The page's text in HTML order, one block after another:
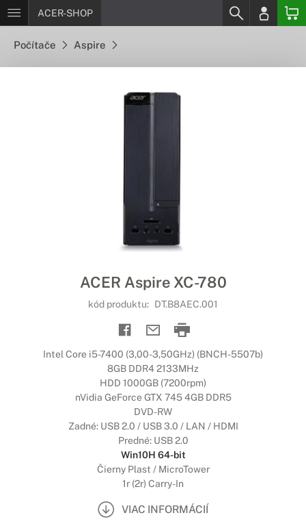
ACER-SHOP
Počítače Aspire
ACER Aspire XC-780
kód produktu: DT.B8AEC.001
Intel Core i5-7400 (3,00-3,50GHz) (BNCH-5507b)
8GB DDR4 2133MHz
HDD 1000GB (7200rpm)
nVidia GeForce GTX 745 4GB DDR5
DVD-RW
Zadné: USB 2.0 / USB 3.0 / LAN / HDMI
Predné: USB 2.0
Win10H 64-bit
Čierny Plast / MicroTower
1r (2r) Carry-In
VIAC INFORMÁCIÍ